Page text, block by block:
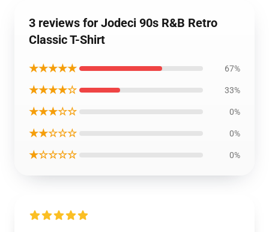
3 reviews for Jodeci 90s R&B Retro
Classic T-Shirt
★★★★★ 67%
★★★★☆ 33%
★★★☆☆ 0%
★★☆☆☆ 0%
★☆☆☆☆ 0%